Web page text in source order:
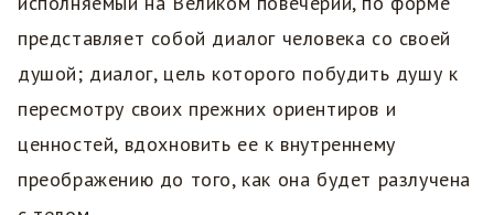
представляет собой диалог человека со своей
душой; диалог, цель которого побудить душу к
пересмотру своих прежних ориентиров и
ценностей, вдохновить ее к внутреннему
преображению до того, как она будет разлучена